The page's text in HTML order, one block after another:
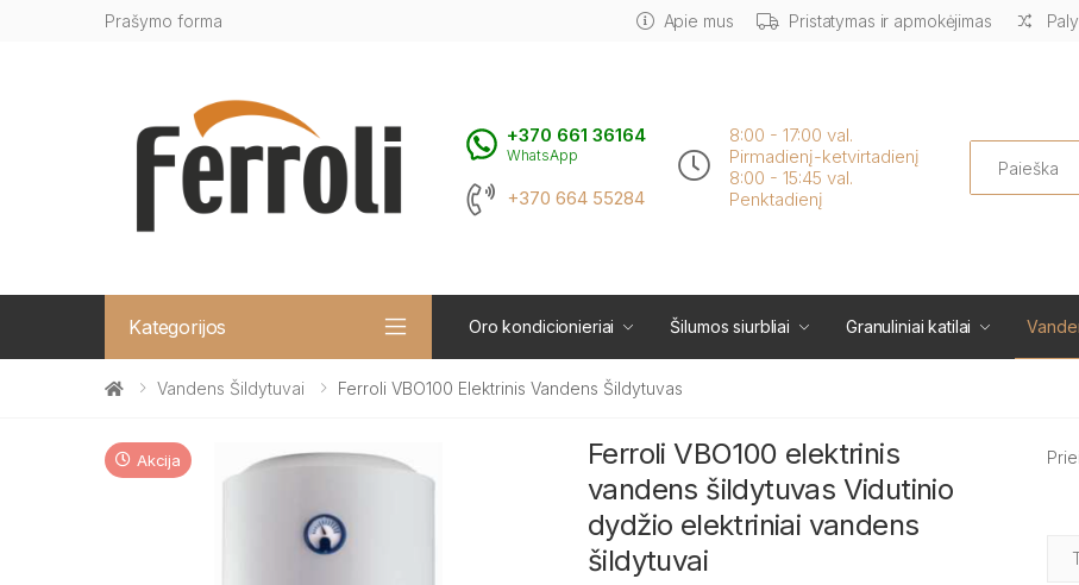
Prašymo forma Apie mus Pristatymas ir apmokėjimas
+370 661 36164
WhatsApp
+370 664 55284
8:00 - 17:00 val.
Pirmadienį-ketvirtadienį
8:00 - 15:45 val.
Penktadienį
Search
Kategorijos Oro kondicionieriai Šilumos siurbliai Granuliniai katilai
Vandens Šildytuvai Ferroli VBO100 Elektrinis Vandens Šildytuvas
Akcija
Ferroli VBO100 elektrinis
vandens šildytuvas Vidutinio
dydžio elektriniai vandens
šildytuvai